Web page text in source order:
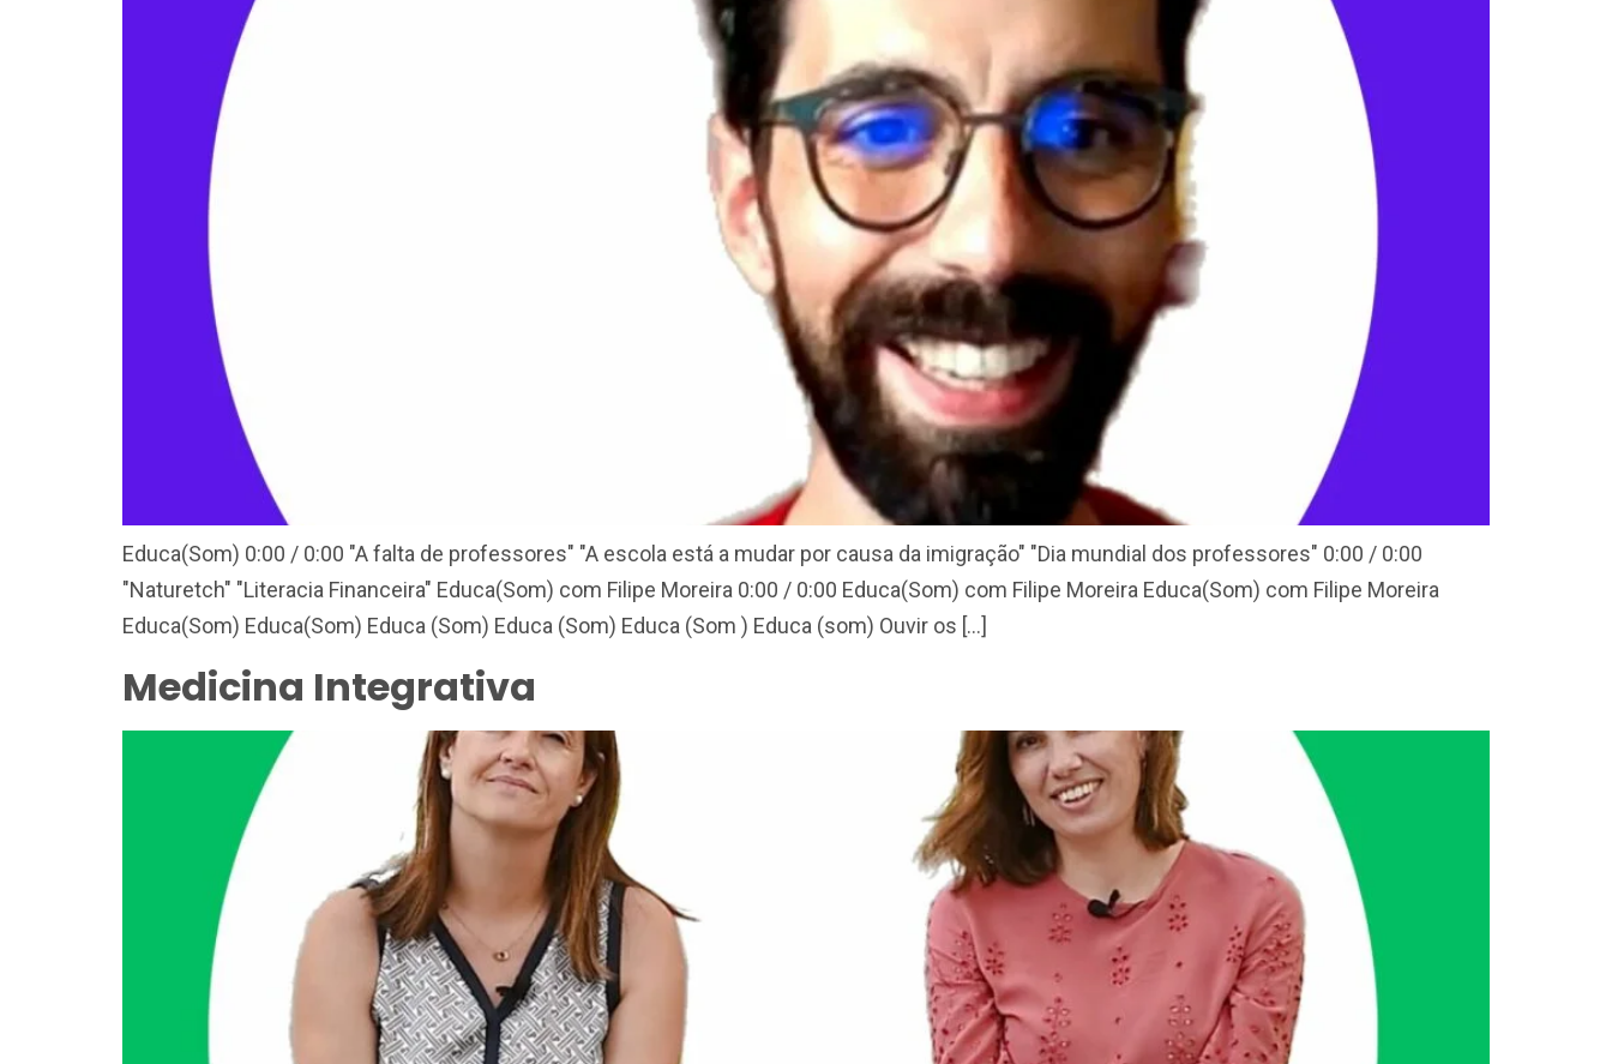
Educa(Som) 0:00 / 0:00 "A falta de professores" "A escola está a mudar por causa da imigração" "Dia mundial dos professores" 0:00 / 0:00
"Naturetch" "Literacia Financeira" Educa(Som) com Filipe Moreira 0:00 / 0:00 Educa(Som) com Filipe Moreira Educa(Som) com Filipe Moreira
Educa(Som) Educa(Som) Educa (Som) Educa (Som) Educa (Som ) Educa (som) Ouvir os […]
Medicina Integrativa